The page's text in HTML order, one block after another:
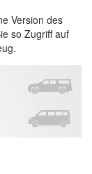
Version des
so Zugriff auf